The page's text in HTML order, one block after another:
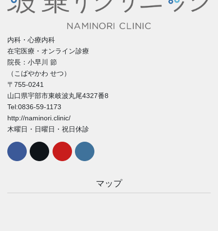
内科・心療内科
在宅医療・オンライン診療
院長：小早川 節
（こばやかわ せつ）
〒755-0241
山口県宇部市東岐波丸尾4327番8
Tel:0836-59-1173
http://naminori.clinic/
木曜日・日曜日・祝日休診
マップ